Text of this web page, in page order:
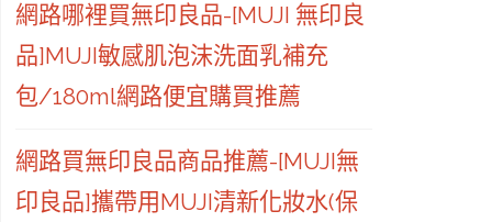
網路哪裡買無印良品-[MUJI 無印良
品]MUJI敏感肌泡沫洗面乳補充
包/180ml網路便宜購買推薦
網路買無印良品商品推薦-[MUJI無
印良品]攜帶用MUJI清新化妝水(保